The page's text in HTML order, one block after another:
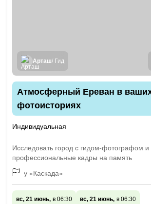
Арташ/ Гид
Атмосферный Ереван в
фотоисториях
Индивидуальная
Исследовать город с гидом-фотографом и
профессиональные кадры на память
у «Каскада»
вс, 21 июнь, в 06:30 вс, 21 июнь, в 06:30